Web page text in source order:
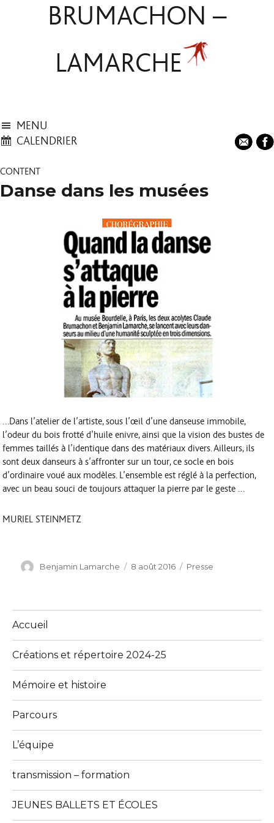
BRUMACHON –
LAMARCHE
MENU
CALENDRIER
CONTENT
Danse dans les musées
…Dans l’atelier de l’artiste, sous l’œil d’une danseuse immobile,
l’odeur du bois frotté d’huile enivre, ainsi que la vision des bustes de
femmes taillés à l’identique dans des matériaux divers. Ailleurs, ils
sont deux danseurs à s’affronter sur un tour, ce socle en bois
d’ordinaire voué aux modèles. L’ensemble est réglé à la perfection,
avec un beau souci de toujours attaquer la pierre par le geste …
MURIEL STEINMETZ
Auteur
Benjamin Lamarche
Publié
8 août 2016 Catégories
Presse
Accueil
Créations et répertoire 2024-25
Mémoire et histoire
Parcours
L’équipe
transmission – formation
JEUNES BALLETS ET ÉCOLES